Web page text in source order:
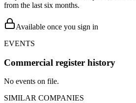
from the last six months.
Available once you sign in
EVENTS
Commercial register history
No events on file.
SIMILAR COMPANIES